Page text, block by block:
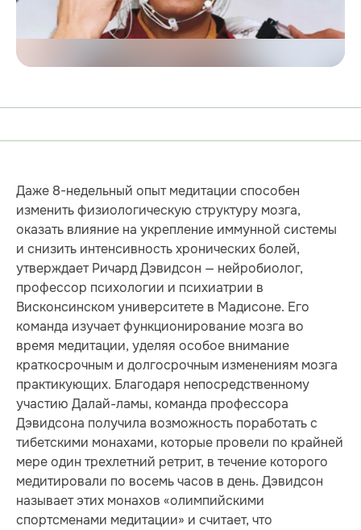
Даже 8-недельный опыт медитации способен
изменить физиологическую структуру мозга,
оказать влияние на укрепление иммунной системы
и снизить интенсивность хронических болей,
утверждает Ричард Дэвидсон — нейробиолог,
профессор психологии и психиатрии в
Висконсинском университете в Мадисоне. Его
команда изучает функционирование мозга во
время медитации, уделяя особое внимание
краткосрочным и долгосрочным изменениям мозга
практикующих. Благодаря непосредственному
участию Далай-ламы, команда профессора
Дэвидсона получила возможность поработать с
тибетскими монахами, которые провели по крайней
мере один трехлетний ретрит, в течение которого
медитировали по восемь часов в день. Дэвидсон
называет этих монахов «олимпийскими
спортсменами медитации» и считает, что